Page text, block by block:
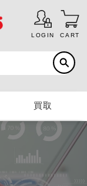
LOGIN CART
買取